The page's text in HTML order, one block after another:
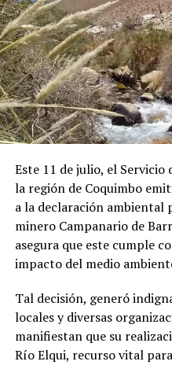
Este 11 de julio, el
la región de Coquimbo
a la declaración
minero Campanario de
asegura que este cumple
impacto del medio
Tal decisión, generó
locales y diversas
manifiestan que su
Río Elqui, recurso vital